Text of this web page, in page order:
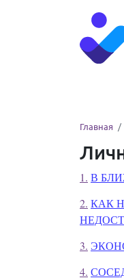
Главная
1. В
2. КАК
3.
4.